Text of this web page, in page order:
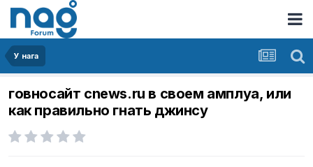
У нага
говносайт cnews.ru в своем амплуа, или
как правильно гнать джинсу